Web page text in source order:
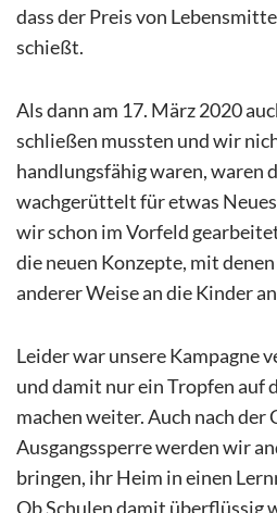
dass der Preis von
schießt.
Als dann am 17. März 2020
schließen mussten und wir
handlungsfähig waren, waren
wachgerüttelt für etwas
wir schon im Vorfeld
die neuen Konzepte, mit
anderer Weise an die Kinder
Leider war unsere Kampagne
und damit nur ein Tropfen auf
machen weiter. Auch nach der
Ausgangssperre werden wir
bringen, ihr Heim in einen
Ob Schulen damit überflüssig